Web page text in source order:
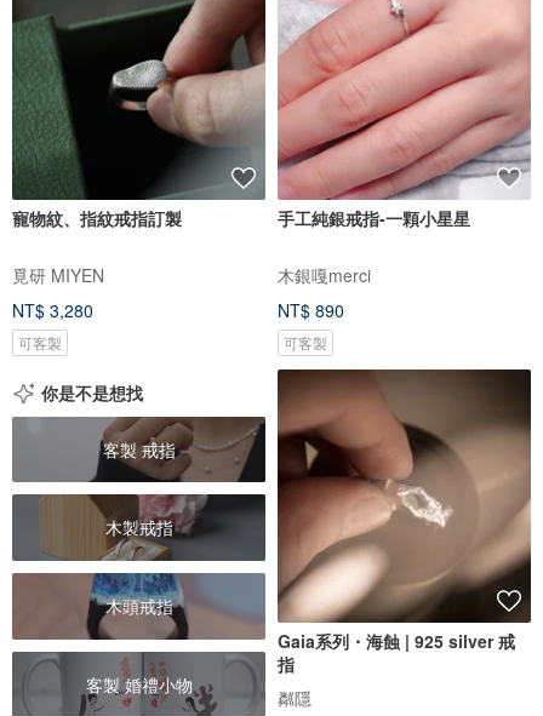
寵物紋、指紋戒指訂製
覓研 MIYEN
NT$ 3,280
可客製
手工純銀戒指-一顆小星星
木銀嘎merci
NT$ 890
可客製
你是不是想找
客製 戒指
木製戒指
木頭戒指
客製 婚禮小物
Gaia系列・海蝕 | 925 silver 戒
指
粼隱